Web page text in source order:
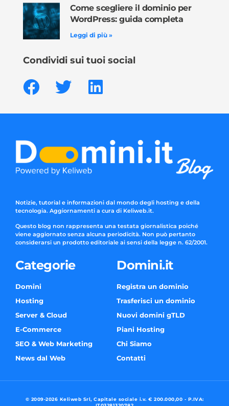
Come scegliere il dominio per
WordPress: guida completa
Leggi di più »
Condividi sui tuoi social
Notizie, tutorial e informazioni dal mondo degli hosting e della
tecnologia. Aggiornamenti a cura di Keliweb.it.
Questo blog non rappresenta una testata giornalistica poiché
viene aggiornato senza alcuna periodicità. Non può pertanto
considerarsi un prodotto editoriale ai sensi della legge n. 62/2001.
Categorie
Domini
Hosting
Server & Cloud
E-Commerce
SEO & Web Marketing
News dal Web
Domini.it
Registra un dominio
Trasferisci un dominio
Nuovi domini gTLD
Piani Hosting
Chi Siamo
Contatti
© 2009-2026 Keliweb Srl, Capitale sociale i.v. € 200.000,00 - P.IVA: